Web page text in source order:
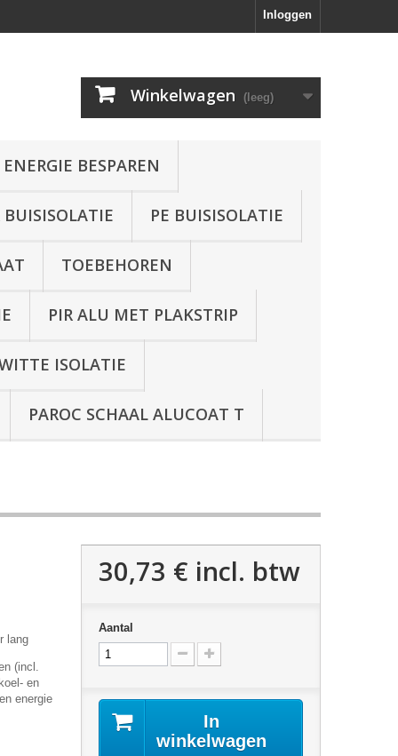
Inloggen
Winkelwagen (leeg)
ENERGIE BESPAREN
BUISISOLATIE PE BUISISOLATIE
TOEBEHOREN
PIR ALU MET PLAKSTRIP
ISOLATIE
PAROC SCHAAL ALUCOAT T
lang
(incl.
en
energie
30,73 € incl. btw
Aantal
In
winkelwagen